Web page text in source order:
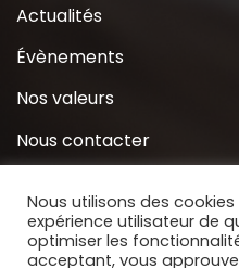
Actualités
Évènements
Nos valeurs
Nous contacter
S’inscrire à la Newsletter
Nous utilisons des
expérience utilisateur de
optimiser les
acceptant, vous